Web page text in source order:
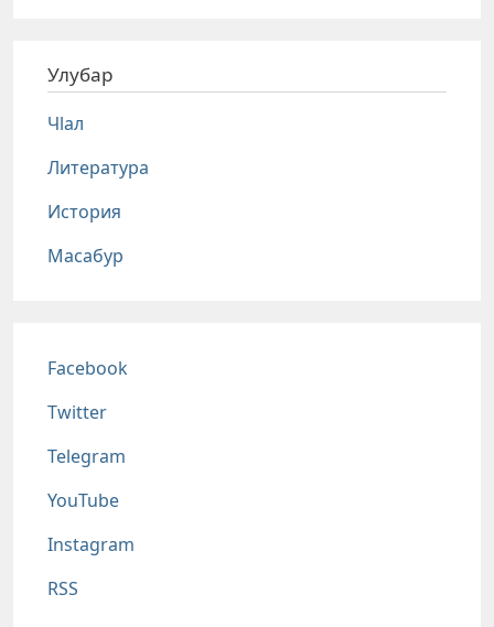
Улубар
Чlал
Литература
История
Масабур
Соц сети
Facebook
Twitter
Telegram
YouTube
Instagram
RSS